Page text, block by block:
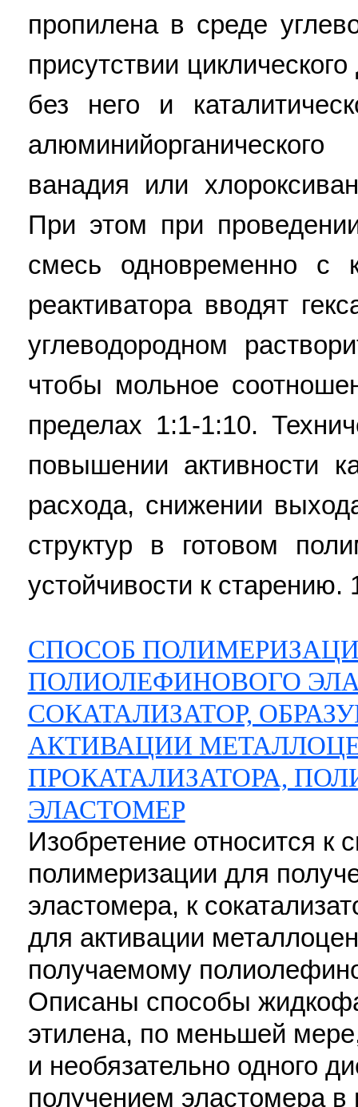
пропилена в среде
присутствии
без него и
ванадия или
При этом при
смесь одновременно с
реактиватора вводят
углеводородном
чтобы мольное
пределах 1:1-1:10.
повышении активности
расхода, снижении
структур в готовом
устойчивости к старению.
СПОСОБ
ПОЛИОЛЕФИНОВОГО
СОКАТАЛИЗАТОР,
АКТИВАЦИИ
ПРОКАТАЛИЗАТОРА,
ЭЛАСТОМЕР
Изобретение относится к
полимеризации для
эластомера, к
для активации
получаемому
Описаны способы
этилена, по меньшей
и необязательно одного
получением эластомера в